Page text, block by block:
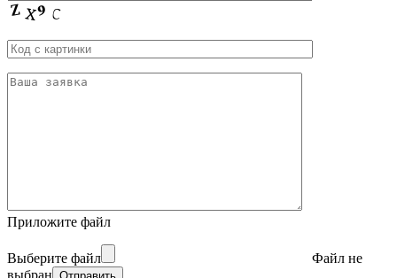
Приложите файл
Выберите файл
Файл не
выбран